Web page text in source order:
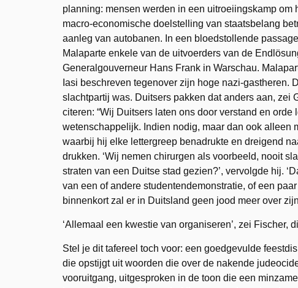
planning: mensen werden in een uitroeiingskamp
macro-economische doelstelling van staatsbelang
aanleg van autobanen. In een bloedstollende
Malaparte enkele van de uitvoerders van de
Generalgouverneur Hans Frank in Warschau.
Iasi beschreven tegenover zijn hoge nazi-gastheren.
slachtpartij was. Duitsers pakken dat anders aan, zei
citeren: “Wij Duitsers laten ons door verstand en
wetenschappelijk. Indien nodig, maar dan ook alleen
waarbij hij elke lettergreep benadrukte en dreigend
drukken. ‘Wij nemen chirurgen als voorbeeld, nooit
straten van een Duitse stad gezien?’, vervolgde hij.
van een of andere studentendemonstratie, of een
binnenkort zal er in Duitsland geen jood meer over
‘Allemaal een kwestie van organiseren’, zei Fischer,
Stel je dit tafereel toch voor: een goedgevulde
die opstijgt uit woorden die over de nakende
vooruitgang, uitgesproken in de toon die een